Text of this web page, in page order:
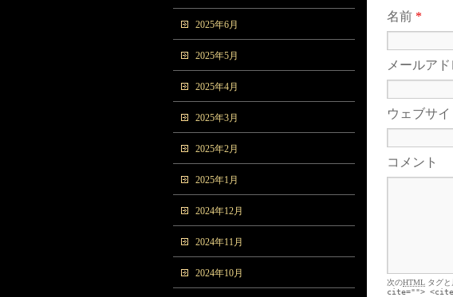
名前 *
メールアド
ウェブサイ
コメント
次のHTML タグ
cite="">
2025年6月
2025年5月
2025年4月
2025年3月
2025年2月
2025年1月
2024年12月
2024年11月
2024年10月